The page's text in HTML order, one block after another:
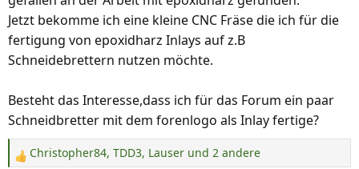
m
Jetzt bekomme ich eine kleine CNC Fräse die ich für die
fertigung von epoxidharz Inlays auf z.B
Schneidebrettern nutzen möchte.
Besteht das Interesse,dass ich für das Forum ein paar
Schneidbretter mit dem forenlogo als Inlay fertige?
R
Christopher84, TDD3, Lauser und 2 andere